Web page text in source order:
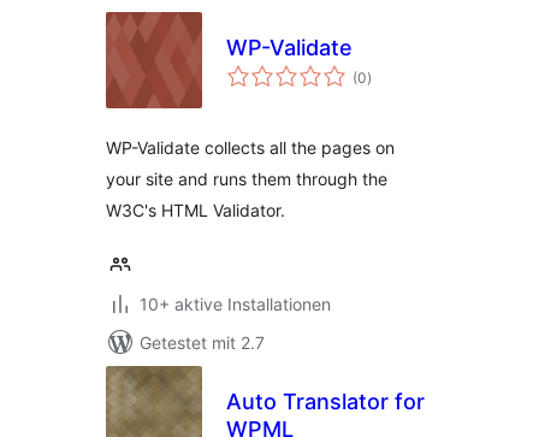
WP-Validate
(0Bewertungen
insgesamt
)
WP-Validate collects all the pages on
your site and runs them through the
W3C's HTML Validator.
10+ aktive Installationen
Getestet mit 2.7
Auto Translator for
WPML